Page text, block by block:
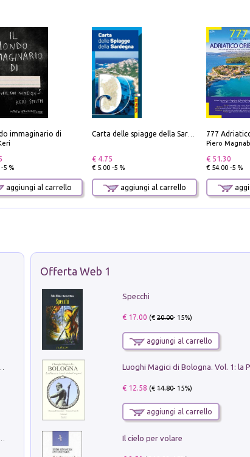
immaginario di
5 %
aggiungi al carrello
Carta delle spiagge della Sardegna. Con custodia
€ 4.75
€ 5.00 -5 %
aggiungi al carrello
Piero Magnabosco;
€ 51.30
€ 54.00 -5 %
nella Francia dell'Ancien Régime
Offerta Web 1
Specchi
€ 17.00 (€20.00- 15%)
aggiungi al carrello
€ 12.58 (€14.80- 15%)
aggiungi al carrello
Il cielo per volare